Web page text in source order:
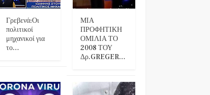
Γρεβενά:Οι
πολιτικοί
μηχανικοί για
το…
ΜΙΑ
ΠΡΟΦΗΤΙΚΗ
ΟΜΙΛΙΑ ΤΟ
2008 ΤΟΥ
Δρ.GREGER…